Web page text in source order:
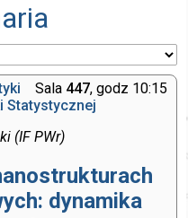
Sala 447, godz 10:15
Statystycznej
(IF PWr)
dynamika